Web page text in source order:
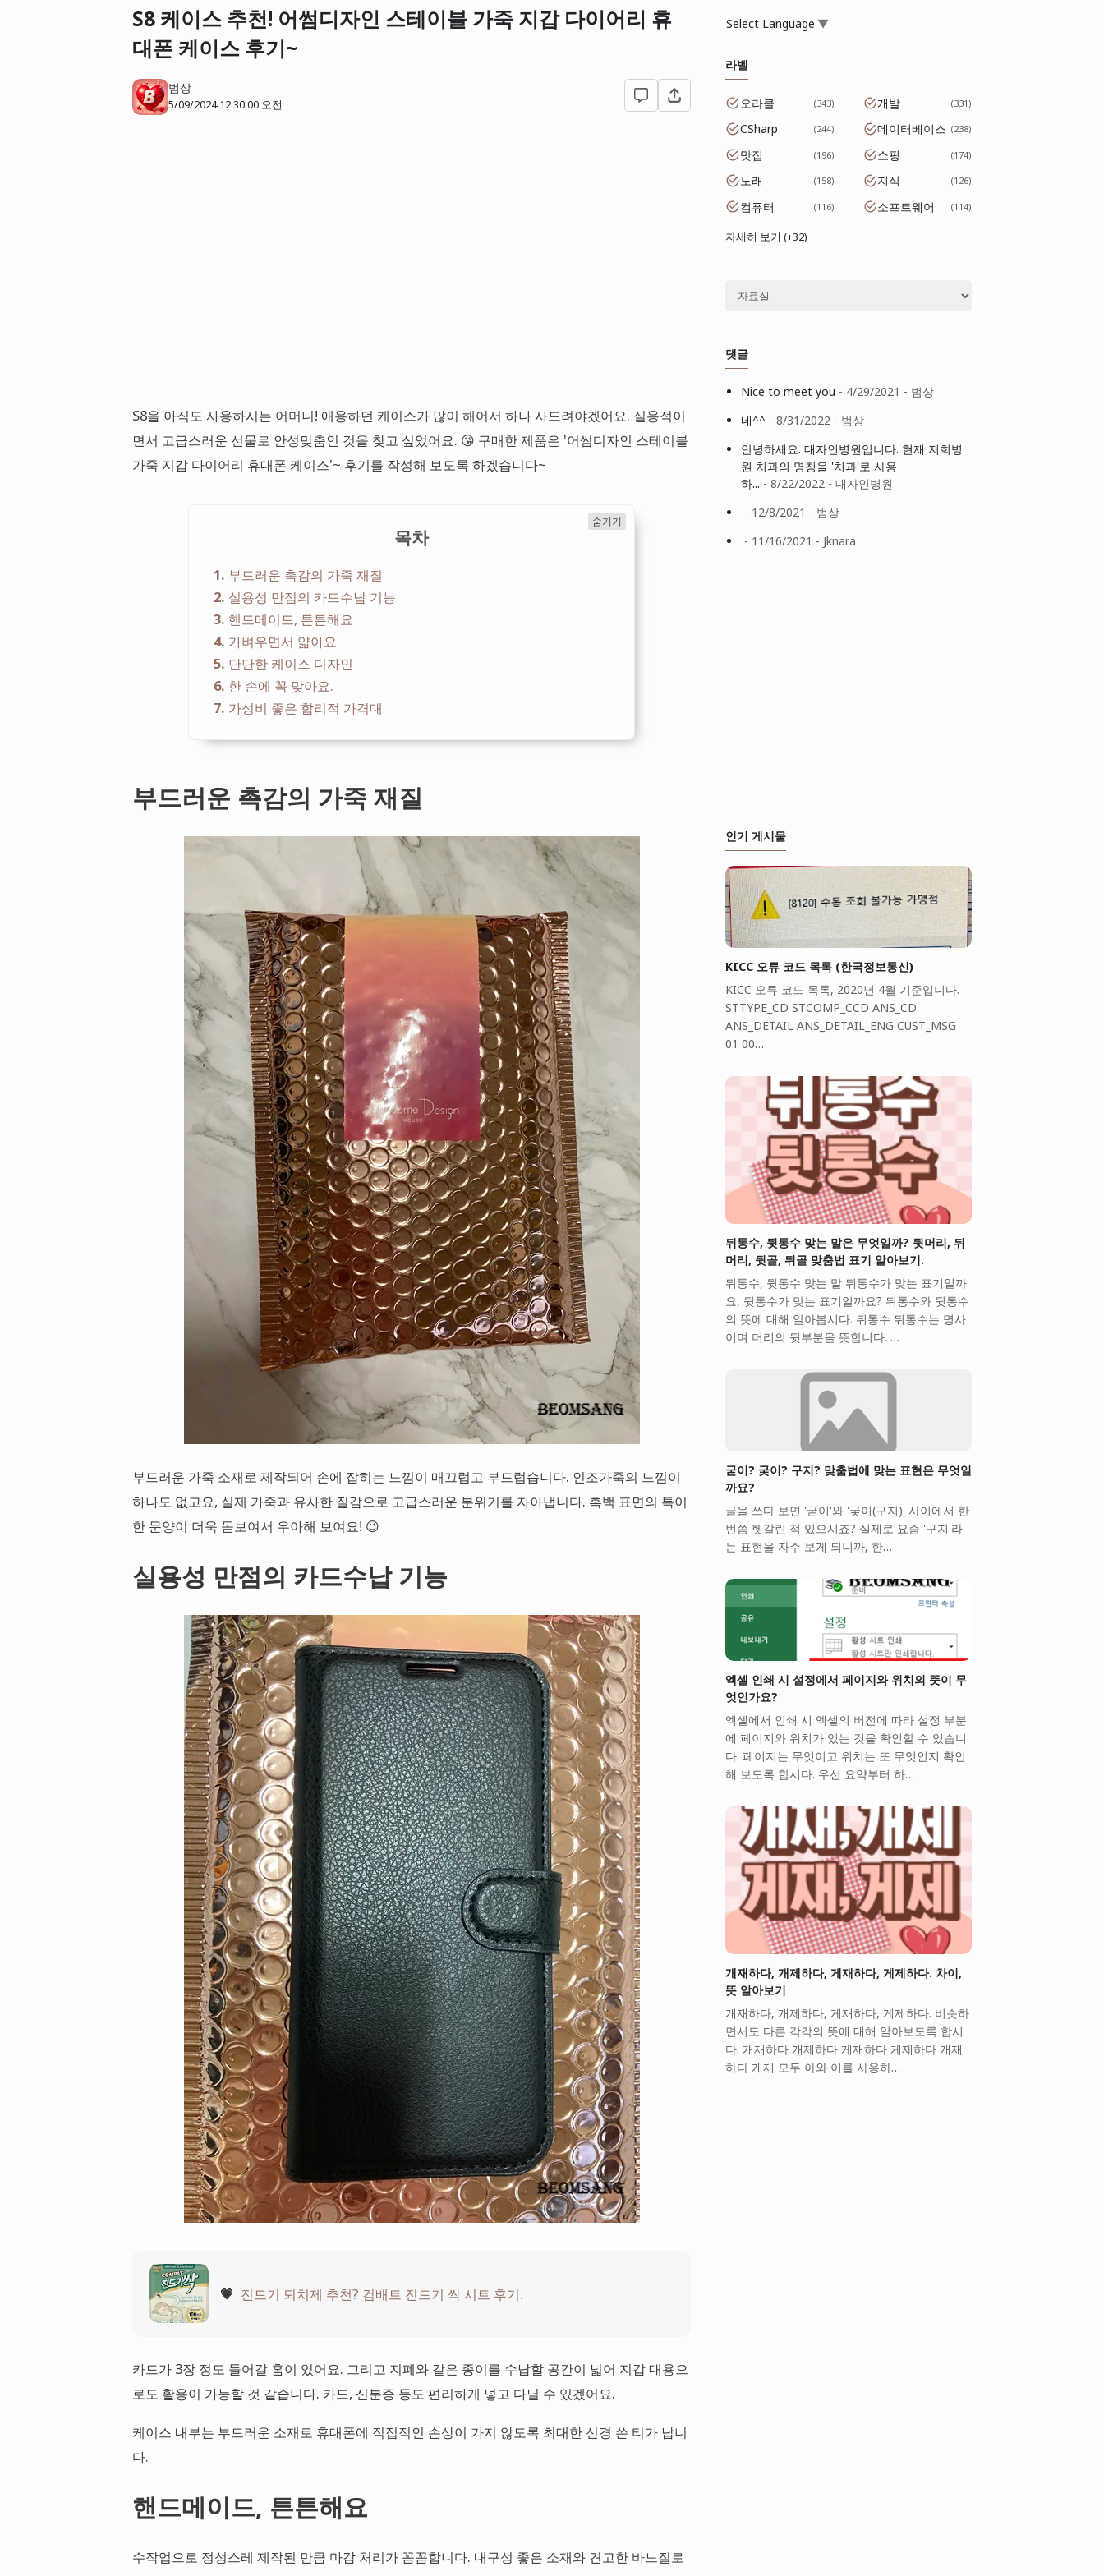
S8 케이스 추천! 어썸디자인 스테이블 가죽 지갑 다이어리 휴
대폰 케이스 후기~
범상
5/09/2024 12:30:00 오전
S8을 아직도 사용하시는 어머니! 애용하던 케이스가 많이 해어서 하나 사드려야겠어요. 실용적이
면서 고급스러운 선물로 안성맞춤인 것을 찾고 싶었어요. 😘 구매한 제품은 '어썸디자인 스테이블
가죽 지갑 다이어리 휴대폰 케이스'~ 후기를 작성해 보도록 하겠습니다~
목차
숨기기
1 부드러운 촉감의 가죽 재질
2 실용성 만점의 카드수납 기능
3 핸드메이드, 튼튼해요
4 가벼우면서 얇아요
5 단단한 케이스 디자인
6 한 손에 꼭 맞아요.
7 가성비 좋은 합리적 가격대
부드러운 촉감의 가죽 재질
부드러운 가죽 소재로 제작되어 손에 잡히는 느낌이 매끄럽고 부드럽습니다. 인조가죽의 느낌이
하나도 없고요, 실제 가죽과 유사한 질감으로 고급스러운 분위기를 자아냅니다. 흑백 표면의 특이
한 문양이 더욱 돋보여서 우아해 보여요! 😉
실용성 만점의 카드수납 기능
💗 진드기 퇴치제 추천? 컴배트 진드기 싹 시트 후기.
카드가 3장 정도 들어갈 홈이 있어요. 그리고 지폐와 같은 종이를 수납할 공간이 넓어 지갑 대용으
로도 활용이 가능할 것 같습니다. 카드, 신분증 등도 편리하게 넣고 다닐 수 있겠어요.
케이스 내부는 부드러운 소재로 휴대폰에 직접적인 손상이 가지 않도록 최대한 신경 쓴 티가 납니
다.
핸드메이드, 튼튼해요
수작업으로 정성스레 제작된 만큼 마감 처리가 꼼꼼합니다. 내구성 좋은 소재와 견고한 바느질로
Select Language ▼
라벨
오라클 343 개발 331
CSharp 244 데이터베이스 238
맛집 196 쇼핑 174
노래 158 지식 126
컴퓨터 116 소프트웨어 114
자세히 보기 (+32)
댓글
Nice to meet you - 4/29/2021 - 범상
네^^- 8/31/2022- 범상
안녕하세요. 대자인병원입니다. 현재 저희병
원 치과의 명칭을 '치과'로 사용
하... - 8/22/2022- 대자인병원
- 12/8/2021 - 범상
- 11/16/2021 - Jknara
인기 게시물
KICC 오류 코드 목록 (한국정보통신)
KICC 오류 코드 목록, 2020년 4월 기준입니다.
STTYPE_CD STCOMP_CCD ANS_CD
ANS_DETAIL ANS_DETAIL_ENG CUST_MSG
01 00…
뒤통수, 뒷통수 맞는 말은 무엇일까? 뒷머리, 뒤
머리, 뒷골, 뒤골 맞춤법 표기 알아보기.
뒤통수, 뒷통수 맞는 말 뒤통수가 맞는 표기일까
요, 뒷통수가 맞는 표기일까요? 뒤통수와 뒷통수
의 뜻에 대해 알아봅시다. 뒤통수 뒤통수는 명사
이며 머리의 뒷부분을 뜻합니다. …
굳이? 궂이? 구지? 맞춤법에 맞는 표현은 무엇일
까요?
글을 쓰다 보면 '굳이'와 '궂이(구지)' 사이에서 한
번쯤 헷갈린 적 있으시죠? 실제로 요즘 '구지'라
는 표현을 자주 보게 되니까, 한…
엑셀 인쇄 시 설정에서 페이지와 위치의 뜻이 무
엇인가요?
엑셀에서 인쇄 시 엑셀의 버전에 따라 설정 부분
에 페이지와 위치가 있는 것을 확인할 수 있습니
다. 페이지는 무엇이고 위치는 또 무엇인지 확인
해 보도록 합시다. 우선 요약부터 하…
개재하다, 개제하다, 게재하다, 게제하다. 차이,
뜻 알아보기
개재하다, 개제하다, 게재하다, 게제하다. 비슷하
면서도 다른 각각의 뜻에 대해 알아보도록 합시
다. 개재하다 개제하다 게재하다 게제하다 개재
하다 개재 모두 아와 이를 사용하…